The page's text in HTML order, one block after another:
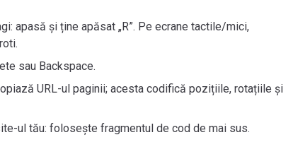
apasă și ține apăsat „R”. Pe ecrane tactile/mici,
sau Backspace.
URL-ul paginii; acesta codifică pozițiile, rotațiile și
ul tău: folosește fragmentul de cod de mai sus.